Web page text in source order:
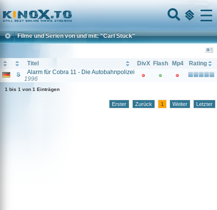
Home
Menu
Filme und Serien von und mit: "Carl Stück"
Titel DivX Flash Mp4
Rating
Alarm für Cobra 11 - Die Autobahnpolizei
1996
1 bis 1 von 1 Einträgen
Erster Zurück 1 Weiter Letzter